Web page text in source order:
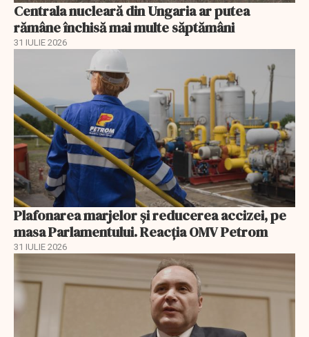
Centrala nucleară din Ungaria ar putea
rămâne închisă mai multe săptămâni
31 IULIE 2026
Plafonarea marjelor și reducerea accizei, pe
masa Parlamentului. Reacția OMV Petrom
31 IULIE 2026